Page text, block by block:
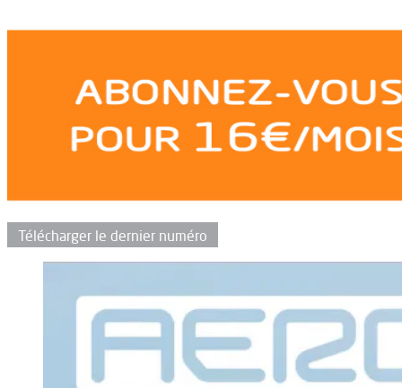
Télécharger le dernier numéro